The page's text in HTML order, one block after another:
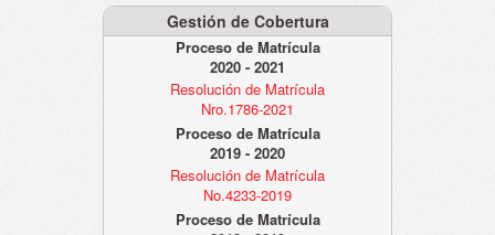
Gestión de Cobertura
Proceso de Matrícula
2020 - 2021
Resolución de Matrícula
Nro.1786-2021
Proceso de Matrícula
2019 - 2020
Resolución de Matrícula
No.4233-2019
Proceso de Matrícula